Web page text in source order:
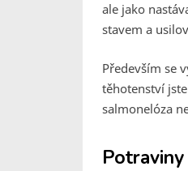
ale jako
stavem a
Především se
těhotenství
salmonelóza